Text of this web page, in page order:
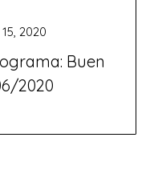
Buen
2020
2020